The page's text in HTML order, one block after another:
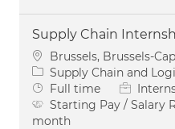
Supply Chain
Location
Brussels, Brussels-
Category
Supply Chain and
Job Type
Full time
Starting Pay / Salary
month